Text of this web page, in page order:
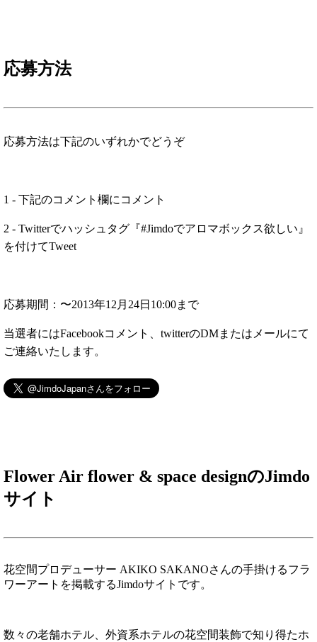
応募方法
応募方法は下記のいずれかでどうぞ
1 - 下記のコメント欄にコメント
2 - Twitterでハッシュタグ『#Jimdoでアロマボックス欲しい』
を付けてTweet
応募期間：〜2013年12月24日10:00まで
当選者にはFacebookコメント、twitterのDMまたはメールにて
ご連絡いたします。
Flower Air flower & space designのJimdo
サイト
花空間プロデューサー AKIKO SAKANOさんの手掛けるフラ
ワーアートを掲載するJimdoサイトです。
数々の老舗ホテル、外資系ホテルの花空間装飾で知り得たホ